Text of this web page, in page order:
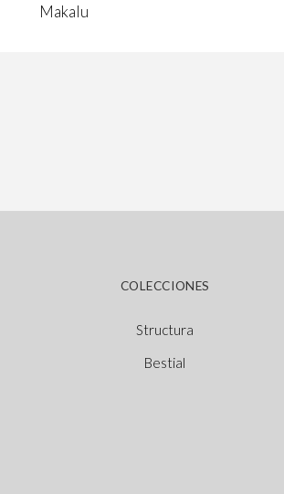
Makalu
COLECCIONES
Structura
Bestial